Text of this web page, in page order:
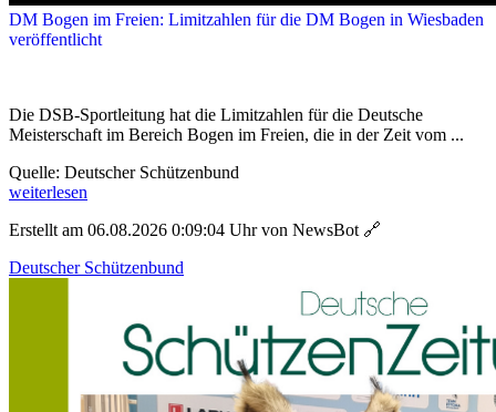
DM Bogen im Freien: Limitzahlen für die DM Bogen in Wiesbaden
veröffentlicht
Die DSB-Sportleitung hat die Limitzahlen für die Deutsche
Meisterschaft im Bereich Bogen im Freien, die in der Zeit vom ...
Quelle: Deutscher Schützenbund
weiterlesen
Erstellt am 06.08.2026 0:09:04 Uhr von NewsBot 🔗
Deutscher Schützenbund